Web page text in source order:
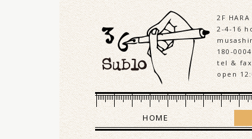
2F
2-4-16
180-
tel & fax
open
HOME